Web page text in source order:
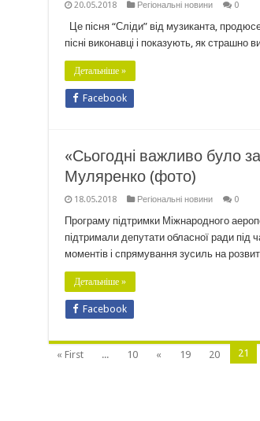
20.05.2018 Регіональні новини 0
Це пісня “Сліди” від музиканта,
пісні виконавці і показують, як
Детальніше »
Facebook
«Сьогодні важливо було
Муляренко (фото)
18.05.2018 Регіональні новини 0
Програму підтримки Міжнародного
підтримали депутати обласної ради під
моментів і спрямування зусиль на
Детальніше »
Facebook
« First ... 10 « 19 20 21